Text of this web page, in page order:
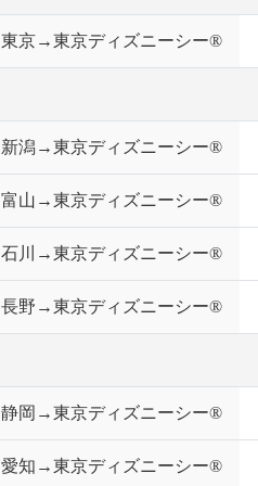
東京→東京ディズニーシー®
新潟→東京ディズニーシー®
富山→東京ディズニーシー®
石川→東京ディズニーシー®
長野→東京ディズニーシー®
静岡→東京ディズニーシー®
愛知→東京ディズニーシー®